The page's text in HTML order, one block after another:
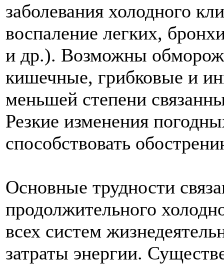
заболевания холодного
воспаление легких,
и др.). Возможны
кишечные, грибковые и
меньшей степени
Резкие изменения
способствовать
Основные трудности
продолжительного
всех систем
затраты энергии.